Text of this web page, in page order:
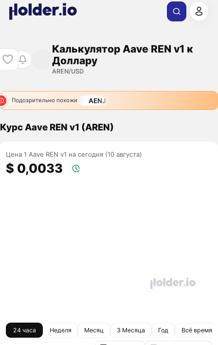
Калькулятор Aave REN v1 к
Доллару
AREN/USD
Подозрительно похожи AENJ
Курс Aave REN v1 (AREN)
Цена 1 Aave REN v1 на сегодня (10 августа)
$ 0,0033
24 часа Неделя Месяц 3 Месяца Год Всё время